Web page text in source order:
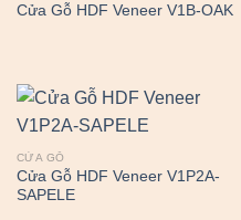
Cửa Gỗ HDF Veneer V1B-OAK
CỬA GỖ
Cửa Gỗ HDF Veneer V1P2A-
SAPELE